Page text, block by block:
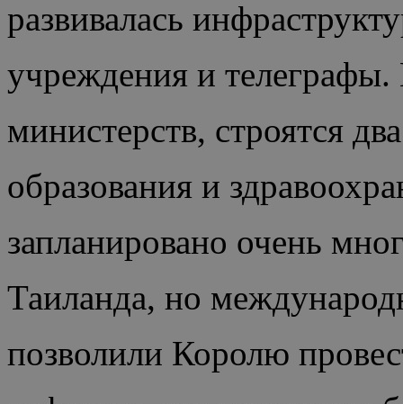
развивалась
учреждения и телеграфы.
министерств, строятся
образования и
запланировано очень
Таиланда, но
позволили Королю